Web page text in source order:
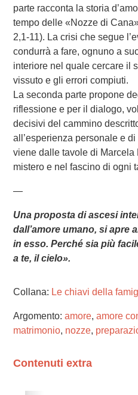
parte racconta la storia
tempo delle «Nozze di
2,1-11). La crisi che segue
condurrà a fare, ognuno a
interiore nel quale cercare il
vissuto e gli errori compiuti.
La seconda parte propone
riflessione e per il dialogo,
decisivi del cammino
all’esperienza personale e
viene dalle tavole di Marcela
mistero e nel fascino di ogni
—
Una proposta di ascesi
dall’amore umano, si apre
in esso. Perché sia più
a te, il cielo».
Collana: Le chiavi della
Argomento: amore, amore
matrimonio, nozze,
Contenuti extra